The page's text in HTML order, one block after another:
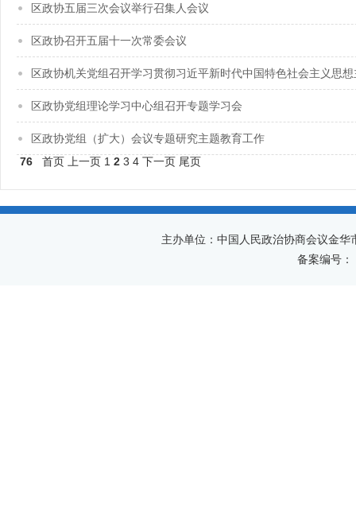
区政协五届三次会议举行召集人会议
区政协召开五届十一次常委会议
区政协机关党组召开学习贯彻习近平新时代中国特色社会主义思
区政协党组理论学习中心组召开专题学习会
区政协党组（扩大）会议专题研究主题教育工作
76
首页 上一页 1 2 3 4 下一页 尾页
主办单位：中国人民政治协商会议金
备案编号：